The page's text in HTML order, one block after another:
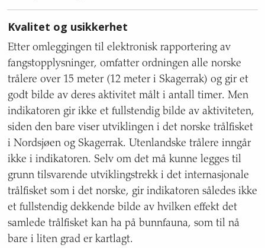
også
rapporteres
til.
Kvalitet og usikkerhet
Etter omleggingen til elektronisk rapportering av
fangstopplysninger, omfatter ordningen alle norske
trålere over 15 meter (12 meter i Skagerrak) og gir et
godt bilde av deres aktivitet målt i antall timer. Men
indikatoren gir ikke et fullstendig bilde av aktiviteten,
siden den bare viser utviklingen i det norske trålfisket
i Nordsjøen og Skagerrak. Utenlandske trålere inngår
ikke i indikatoren. Selv om det må kunne legges til
grunn tilsvarende utviklingstrekk i det internasjonale
trålfisket som i det norske, gir indikatoren således ikke
et fullstendig dekkende bilde av hvilken effekt det
samlede trålfisket kan ha på bunnfauna, som til nå
bare i liten grad er kartlagt.